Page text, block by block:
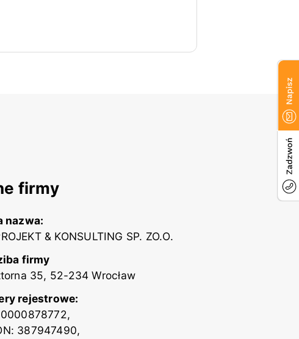
firmy
nazwa:
& KONSULTING SP. ZO.O.
firmy
35, 52-234 Wrocław
rejestrowe:
0000878772,
387947490,